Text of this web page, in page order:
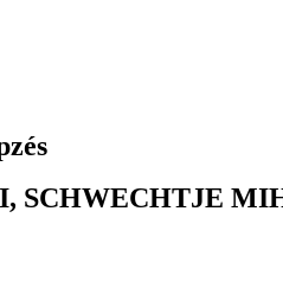
SCHWECHTJE